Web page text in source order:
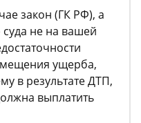
закон (ГК РФ), а
суда не на вашей
ущерба,
в результате ДТП,
выплатить